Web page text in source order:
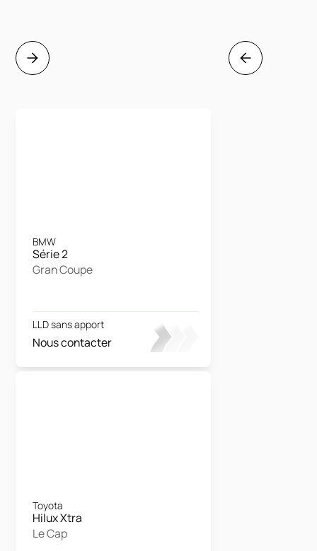
BMW
Série 2
Gran Coupe
LLD sans apport
Nous contacter
Toyota
Hilux Xtra
Le Cap